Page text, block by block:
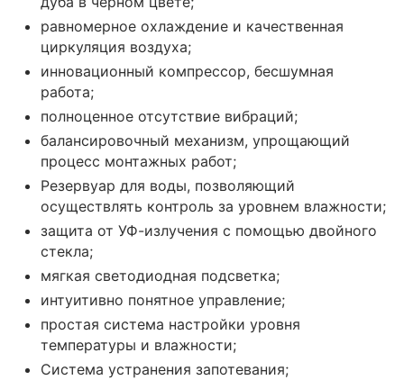
равномерное охлаждение и качественная
циркуляция воздуха;
инновационный компрессор, бесшумная
работа;
полноценное отсутствие вибраций;
балансировочный механизм, упрощающий
процесс монтажных работ;
Резервуар для воды, позволяющий
осуществлять контроль за уровнем влажности;
защита от УФ-излучения с помощью двойного
стекла;
мягкая светодиодная подсветка;
интуитивно понятное управление;
простая система настройки уровня
температуры и влажности;
Система устранения запотевания;